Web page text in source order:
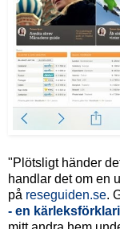
"Plötsligt händer
handlar det om en
på reseguiden.se.
- en